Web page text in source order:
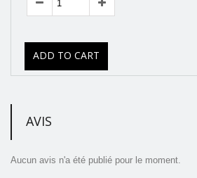
ADD TO CART
AVIS
Aucun avis n'a été publié pour le moment.